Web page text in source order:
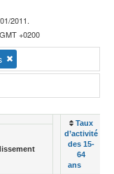
2011.
+0200
Taux
d’activité
des 15-
64
ans